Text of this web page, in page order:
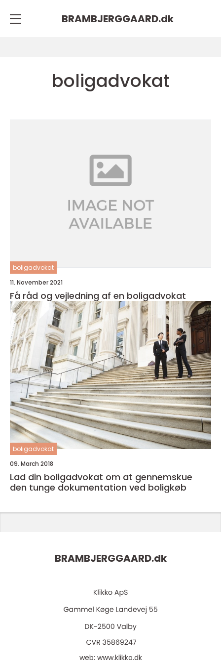
BRAMBJERGGAARD.dk
boligadvokat
boligadvokat
11. November 2021
Få råd og vejledning af en boligadvokat
boligadvokat
09. March 2018
Lad din boligadvokat om at gennemskue
den tunge dokumentation ved boligkøb
BRAMBJERGGAARD.dk
web: www.klikko.dk